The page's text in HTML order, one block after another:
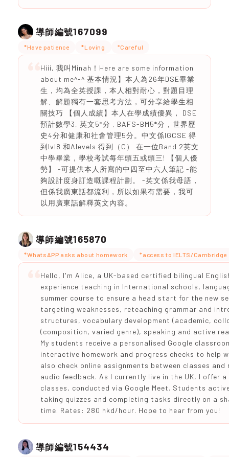
導師編號167099
*Have patience *Loving *Careful
Hiii, 我叫Minah！Here are some information
about me^-^ 基本情況】本人為26年DSE畢業
生，均為全英授課，本人相對耐心，對題目理
解、解題獨有一套思考方法，可分享給學生相
關技巧 【個人成績】本人在學成績優異， DSE
預計數學3, 英文5*分 , BAFS-BM5*分，世界歷
史4分和健康和社會管理5分。中文係IGCSE 得
到lvl8 和Alevels 得到（C） 在一位Band 2英文
中學畢業，學校考試每年頭五或頭三! 【個人優
勢】 -可提供本人所寫的中四至中六人筆記 -能
夠設計度身訂造嘅課程計劃。 -英文係我母語，
但係我廣東話都流利，所以如果有需要，我可
以用廣東話解釋英文內容。
導師編號165870
*WhatsAPP asks about homework *access to IELTS/
Hello, I'm Alice, a UK-based certified bilingual
experience teaching in International schools,
summer course to ensure a head start for the new
targeting weaknesses, reteaching grammar and
structures, vocabulary development (academic,
(composition, varied genre), speaking and active
My students receive a personalised Google
interactive homework and progress checks to help
also check online assignments between classes
audio feedback. As I currently live in the UK, I offer
classes, conducted via Google Meet. Students
taking quizzes and completing tasks directly on a
time. Rates: 280 hkd/hour. Hope to hear from you!
導師編號154434